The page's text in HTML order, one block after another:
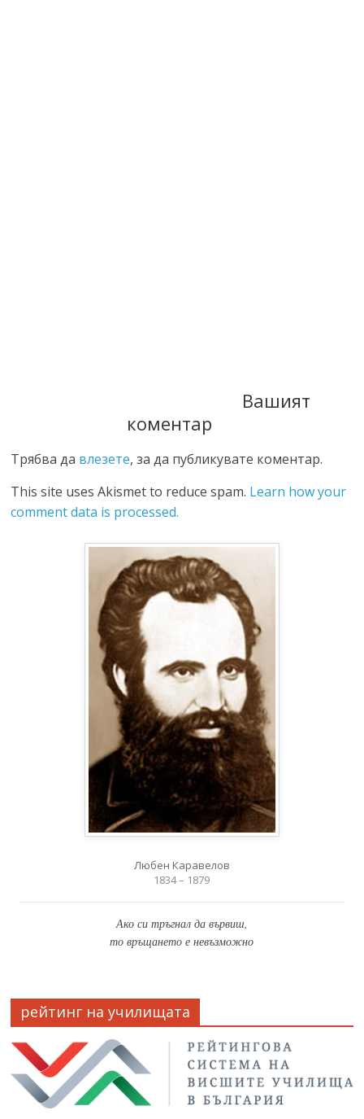
Вашият
коментар
Трябва да влезете, за да публикувате коментар.
This site uses Akismet to reduce spam. Learn how your
comment data is processed.
Любен Каравелов
1834 – 1879
Ако си тръгнал да вървиш,
то връщането е невъзможно
рейтинг на училищата